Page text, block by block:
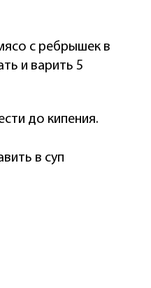
с ребрышек в
и варить 5
до кипения.
в суп